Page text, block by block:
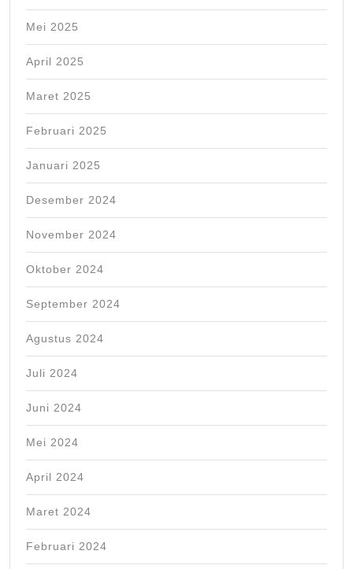
Mei 2025
April 2025
Maret 2025
Februari 2025
Januari 2025
Desember 2024
November 2024
Oktober 2024
September 2024
Agustus 2024
Juli 2024
Juni 2024
Mei 2024
April 2024
Maret 2024
Februari 2024